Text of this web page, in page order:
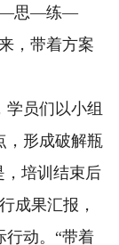
—思—练—
，带着方案
员们以小组
，形成破解瓶
，培训结束后
成果汇报，
行动。“带着